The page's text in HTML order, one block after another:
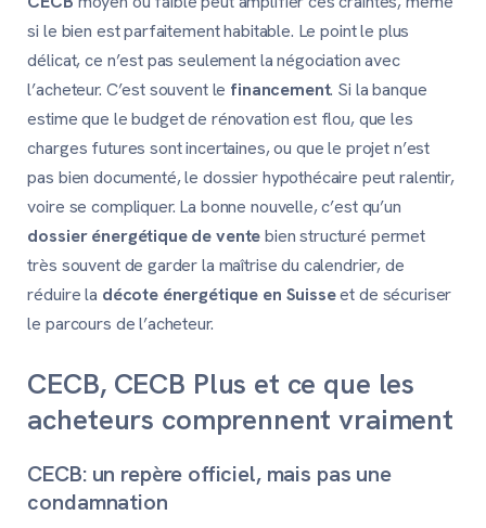
si le bien est parfaitement habitable. Le point le plus
délicat, ce n’est pas seulement la négociation avec
l’acheteur. C’est souvent le financement. Si la banque
estime que le budget de rénovation est flou, que les
charges futures sont incertaines, ou que le projet n’est
pas bien documenté, le dossier hypothécaire peut ralentir,
voire se compliquer. La bonne nouvelle, c’est qu’un
dossier énergétique de ventebien structuré permet
très souvent de garder la maîtrise du calendrier, de
réduire la décote énergétique en Suisseet de sécuriser
le parcours de l’acheteur.
CECB, CECB Plus et ce que les
acheteurs comprennent vraiment
CECB: un repère officiel, mais pas une
condamnation